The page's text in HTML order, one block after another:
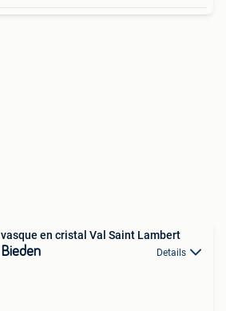
vasque en cristal Val Saint Lambert
Bieden Details